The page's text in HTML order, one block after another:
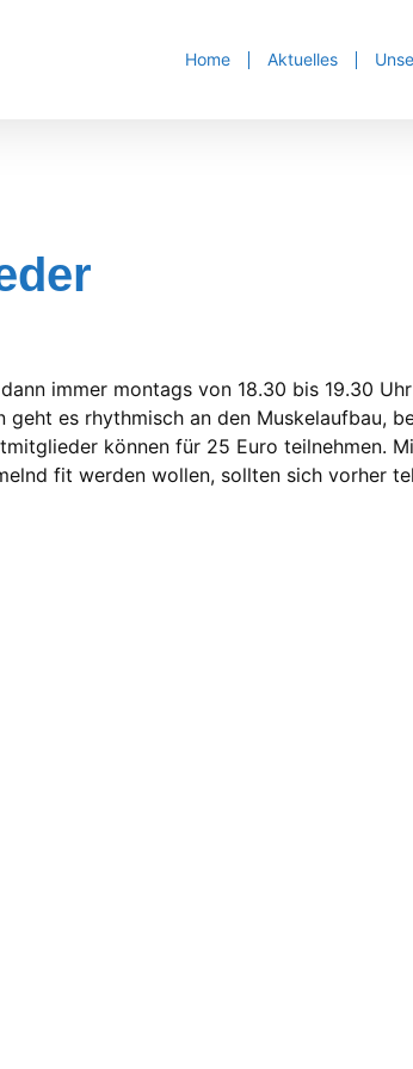
Home Aktuelles
immer montags von 18.30 bis 19.30
es rhythmisch an den Muskelaufbau,
können für 25 Euro teilnehmen.
fit werden wollen, sollten sich vorher